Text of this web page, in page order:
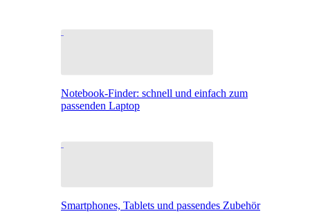
Notebook-Finder: schnell und einfach zum
passenden Laptop
Smartphones, Tablets und passendes Zubehör